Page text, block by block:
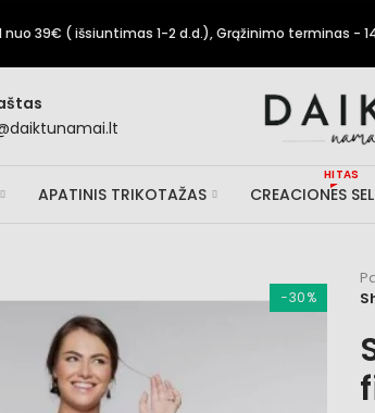
nuo 39€ ( išsiuntimas 1-2 d.d.), Grąžinimo terminas -
APATINIS TRIKOTAŽAS CREACIONES
HITAS
−30%